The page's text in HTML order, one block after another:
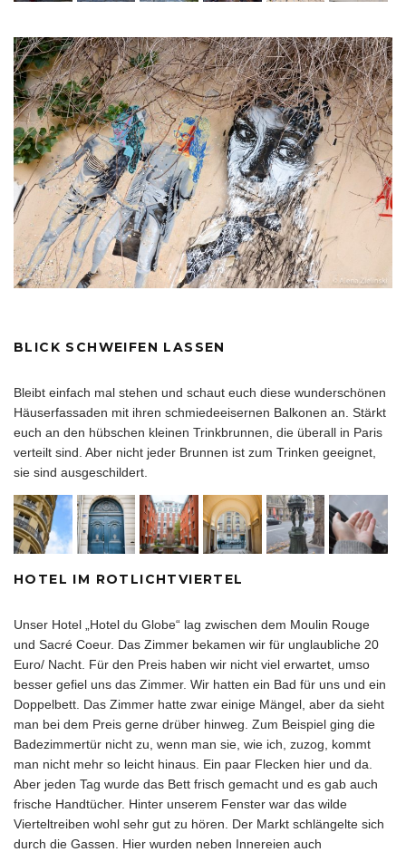
BLICK SCHWEIFEN LASSEN
Bleibt einfach mal stehen und schaut euch diese wunderschönen
Häuserfassaden mit ihren schmiedeeisernen Balkonen an. Stärkt
euch an den hübschen kleinen Trinkbrunnen, die überall in Paris
verteilt sind. Aber nicht jeder Brunnen ist zum Trinken geeignet,
sie sind ausgeschildert.
HOTEL IM ROTLICHTVIERTEL
Unser Hotel „Hotel du Globe“ lag zwischen dem Moulin Rouge
und Sacré Coeur. Das Zimmer bekamen wir für unglaubliche 20
Euro/ Nacht. Für den Preis haben wir nicht viel erwartet, umso
besser gefiel uns das Zimmer. Wir hatten ein Bad für uns und ein
Doppelbett. Das Zimmer hatte zwar einige Mängel, aber da sieht
man bei dem Preis gerne drüber hinweg. Zum Beispiel ging die
Badezimmertür nicht zu, wenn man sie, wie ich, zuzog, kommt
man nicht mehr so leicht hinaus. Ein paar Flecken hier und da.
Aber jeden Tag wurde das Bett frisch gemacht und es gab auch
frische Handtücher. Hinter unserem Fenster war das wilde
Vierteltreiben wohl sehr gut zu hören. Der Markt schlängelte sich
durch die Gassen. Hier wurden neben Innereien auch